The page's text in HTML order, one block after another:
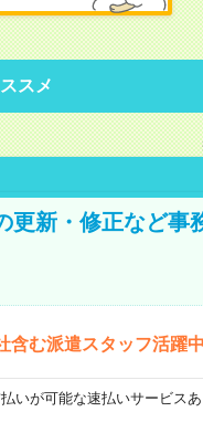
スメ
更新・修正など事
む派遣スタッフ活躍
が可能な速払いサービスあ